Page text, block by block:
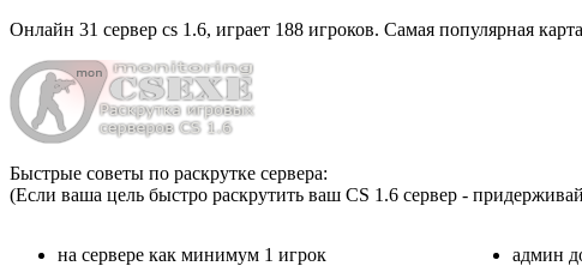
Онлайн 31 сервер cs 1.6, играет 188 игроков. Самая популярная
Быстрые советы по раскрутке сервера:
(Если ваша цель быстро раскрутить ваш CS 1.6 сервер -
на сервере как минимум 1 игрок
админ